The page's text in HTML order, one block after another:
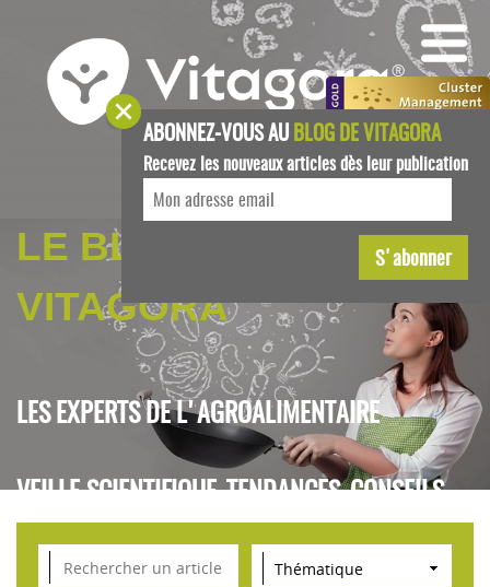
LE BLOG DE
VITAGORA
LES EXPERTS DE L'AGROALIMENTAIRE
VEILLE SCIENTIFIQUE, TENDANCES, CONSEILS
POUR L'INNOVATION AGROALIMENTAIRE
ABONNEZ-VOUS AUBLOG DE VITAGORA
Recevez les nouveaux articles dès leur publication